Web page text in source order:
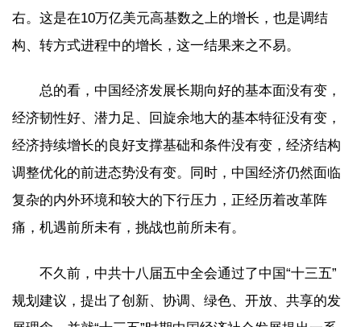
右。这是在10万亿美元高基数之上的增长，也是调结
构、转方式进程中的增长，这一结果来之不易。
总的看，中国经济发展长期向好的基本面没有变，
经济韧性好、潜力足、回旋余地大的基本特征没有变，
经济持续增长的良好支撑基础和条件没有变，经济结构
调整优化的前进态势没有变。同时，中国经济仍然面临
复杂的内外环境和较大的下行压力，正经历着改革阵
痛，机遇前所未有，挑战也前所未有。
不久前，中共十八届五中全会通过了中国“十三五”
规划建议，提出了创新、协调、绿色、开放、共享的发